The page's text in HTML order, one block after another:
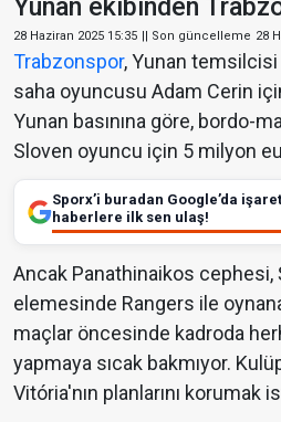
Yunan ekibinden
28 Haziran 2025 15:35 || Son güncelleme 28
Trabzonspor, Yunan
saha oyuncusu Adam Cerin
Yunan basınına göre, bordo-
Sloven oyuncu için 5 milyon
Sporx’i buradan Google’da
haberlere ilk sen ulaş!
Ancak Panathinaikos cephesi,
elemesinde Rangers ile
maçlar öncesinde kadroda
yapmaya sıcak bakmıyor.
Vitória'nın planlarını korumak